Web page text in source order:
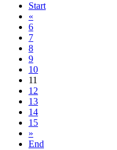
Start
«
6
7
8
9
10
11
12
13
14
15
»
End